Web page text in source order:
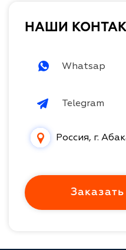
НАШИ
Whatsap
Telegram
Россия, г.